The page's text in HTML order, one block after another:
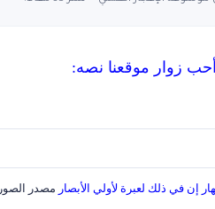
زوار موقعنا نصه:
إن في ذلك لعبرة لأولي الأبصار مصدر